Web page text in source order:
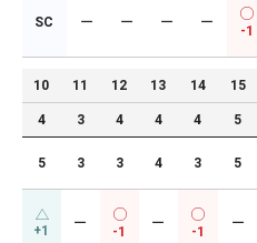
SC ー ー ー ー
-1
10 11 12 13 14 15
4 3 4 4 4 5
5 3 3 4 3 5
+1 ー
-1
ー
-1
ー